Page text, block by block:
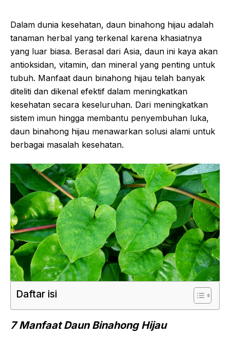
Dalam dunia kesehatan, daun binahong hijau adalah
tanaman herbal yang terkenal karena khasiatnya
yang luar biasa. Berasal dari Asia, daun ini kaya akan
antioksidan, vitamin, dan mineral yang penting untuk
tubuh. Manfaat daun binahong hijau telah banyak
diteliti dan dikenal efektif dalam meningkatkan
kesehatan secara keseluruhan. Dari meningkatkan
sistem imun hingga membantu penyembuhan luka,
daun binahong hijau menawarkan solusi alami untuk
berbagai masalah kesehatan.
Daftar isi
7 Manfaat Daun Binahong Hijau